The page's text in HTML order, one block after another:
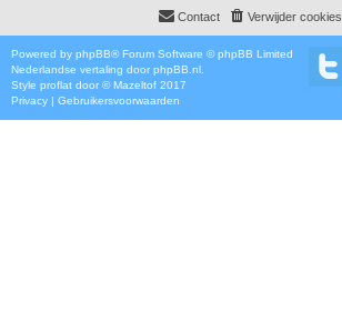
Verwijder cookies
Contact
Powered by phpBB® Forum Software © phpBB Limited
Nederlandse vertaling door phpBB.nl
Style proflat door ©Mazeltof 2017
Privacy | Gebruikersvoorwaarden